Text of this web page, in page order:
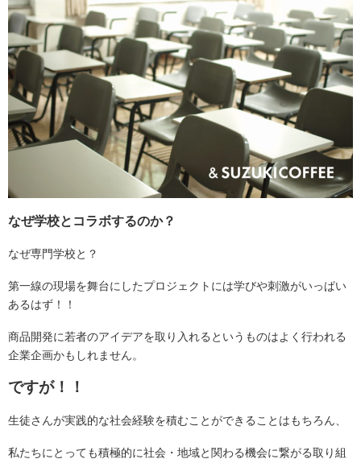
なぜ学校とコラボするのか？
なぜ専門学校と？
第一線の現場を舞台にしたプロジェクトには学びや刺激がいっぱい
あるはず！！
商品開発に若者のアイデアを取り入れるというものはよく行われる
企業企画かもしれません。
ですが！！
生徒さんが実践的な社会経験を積むことができることはもちろん、
私たちにとっても積極的に社会・地域と関わる機会に繋がる取り組